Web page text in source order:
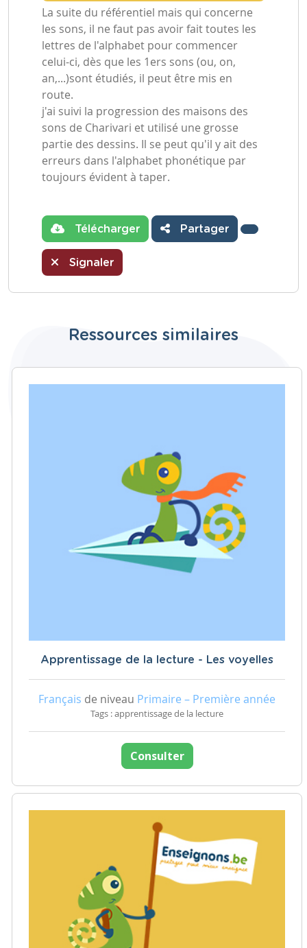
La suite du référentiel mais qui concerne
les sons, il ne faut pas avoir fait toutes les
lettres de l'alphabet pour commencer
celui-ci, dès que les 1ers sons (ou, on,
an,...)sont étudiés, il peut être mis en
route.
j'ai suivi la progression des maisons des
sons de Charivari et utilisé une grosse
partie des dessins. Il se peut qu'il y ait des
erreurs dans l'alphabet phonétique par
toujours évident à taper.
Télécharger Partager
Signaler
Ressources similaires
Apprentissage de la lecture - Les voyelles
Français de niveau Primaire – Première année
Tags : apprentissage de la lecture
Consulter